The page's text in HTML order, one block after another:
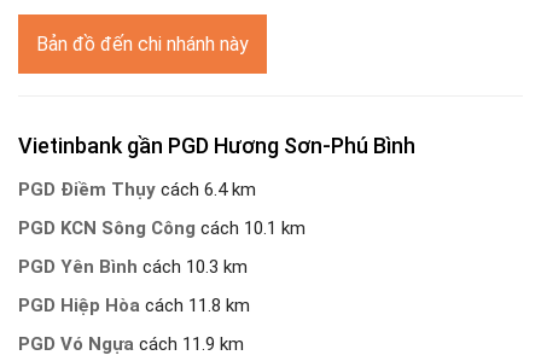
Bản đồ đến chi nhánh này
Vietinbank gần PGD Hương Sơn-Phú Bình
PGD Điềm Thụy cách 6.4 km
PGD KCN Sông Công cách 10.1 km
PGD Yên Bình cách 10.3 km
PGD Hiệp Hòa cách 11.8 km
PGD Vó Ngựa cách 11.9 km